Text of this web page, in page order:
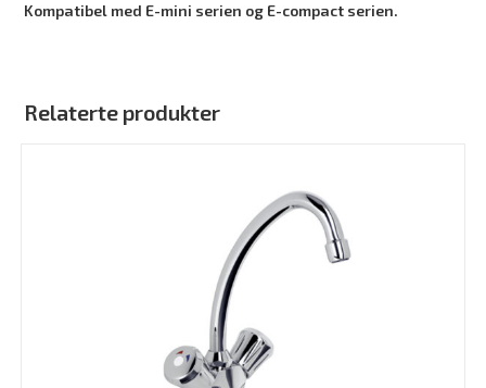
Kompatibel med E-mini serien og E-compact serien.
Relaterte produkter